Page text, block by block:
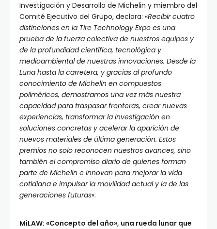
Investigación y Desarrollo de Michelin y miembro del
Comité Ejecutivo del Grupo, declara: «Recibir cuatro
distinciones en la Tire Technology Expo es una
prueba de la fuerza colectiva de nuestros equipos y
de la profundidad científica, tecnológica y
medioambiental de nuestras innovaciones. Desde la
Luna hasta la carretera, y gracias al profundo
conocimiento de Michelin en compuestos
poliméricos, demostramos una vez más nuestra
capacidad para traspasar fronteras, crear nuevas
experiencias, transformar la investigación en
soluciones concretas y acelerar la aparición de
nuevos materiales de última generación. Estos
premios no solo reconocen nuestros avances, sino
también el compromiso diario de quienes forman
parte de Michelin e innovan para mejorar la vida
cotidiana e impulsar la movilidad actual y la de las
generaciones futuras«.
MiLAW: «Concepto del año», una rueda lunar que